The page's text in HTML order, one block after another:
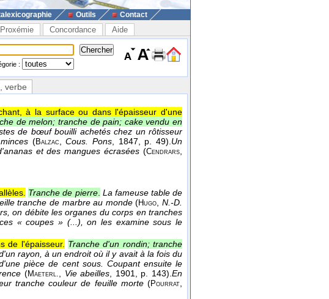
Outils Contact
Proxémie Concordance Aide
:
, verbe
à la surface ou dans l'épaisseur d'une
de melon; tranche de pain; cake vendu en
de bœuf bouilli achetés chez un rôtisseur
(Balzac,Cous. Pons, 1847, p. 49).Un
et des mangues écrasées (Cendrars,
Tranche de pierre. La fameuse table de
tranche de marbre au monde(Hugo,N.-D.
on débite les organes du corps en tranches
« coupes » (...), on les examine sous le
de l'épaisseur. Tranche d'un rondin; tranche
rayon, à un endroit où il y avait à la fois du
pièce de cent sous. Coupant ensuite le
(Maeterl., Vie abeilles, 1901, p. 143).En
tranche couleur de feuille morte(Pourrat,